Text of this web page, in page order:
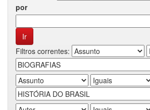
por
Filtros correntes: